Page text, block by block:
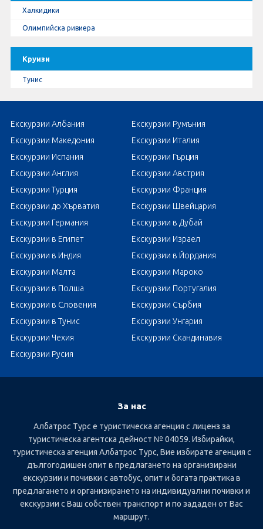
Халкидики
Олимпийска ривиера
Круизи
Тунис
Екскурзии Албания
Екскурзии Румъния
Екскурзии Македония
Екскурзии Италия
Екскурзии Испания
Екскурзии Гърция
Екскурзии Англия
Екскурзии Австрия
Екскурзии Турция
Екскурзии Франция
Екскурзии до Хърватия
Екскурзии Швейцария
Екскурзии Германия
Екскурзии в Дубай
Екскурзии в Египет
Екскурзии Израел
Екскурзии в Индия
Екскурзии в Йордания
Екскурзии Малта
Екскурзии Мароко
Екскурзии в Полша
Екскурзии Португалия
Екскурзии в Словения
Екскурзии Сърбия
Екскурзии в Тунис
Екскурзии Унгария
Екскурзии Чехия
Екскурзии Скандинавия
Екскурзии Русия
За нас
Албатрос Турс е туристическа агенция с лиценз за
туристическа агентска дейност № 04059. Избирайки,
туристическа агенция Албатрос Турс, Вие избирате агенция с
дългогодишен опит в предлагането на организирани
екскурзии и почивки с автобус, опит и богата практика в
предлагането и организирането на индивидуални почивки и
екскурзии с Ваш собствен транспорт и по зададен от Вас
маршрут.